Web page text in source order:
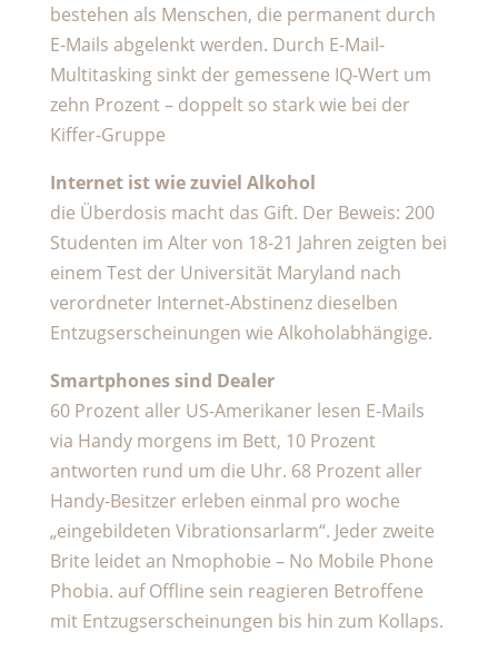
bestehen als Menschen, die permanent durch
E-Mails abgelenkt werden. Durch E-Mail-
Multitasking sinkt der gemessene IQ-Wert um
zehn Prozent – doppelt so stark wie bei der
Kiffer-Gruppe
Internet ist wie zuviel Alkohol
die Überdosis macht das Gift. Der Beweis: 200
Studenten im Alter von 18-21 Jahren zeigten bei
einem Test der Universität Maryland nach
verordneter Internet-Abstinenz dieselben
Entzugserscheinungen wie Alkoholabhängige.
Smartphones sind Dealer
60 Prozent aller US-Amerikaner lesen E-Mails
via Handy morgens im Bett, 10 Prozent
antworten rund um die Uhr. 68 Prozent aller
Handy-Besitzer erleben einmal pro woche
„eingebildeten Vibrationsarlarm“. Jeder zweite
Brite leidet an Nmophobie – No Mobile Phone
Phobia. auf Offline sein reagieren Betroffene
mit Entzugserscheinungen bis hin zum Kollaps.